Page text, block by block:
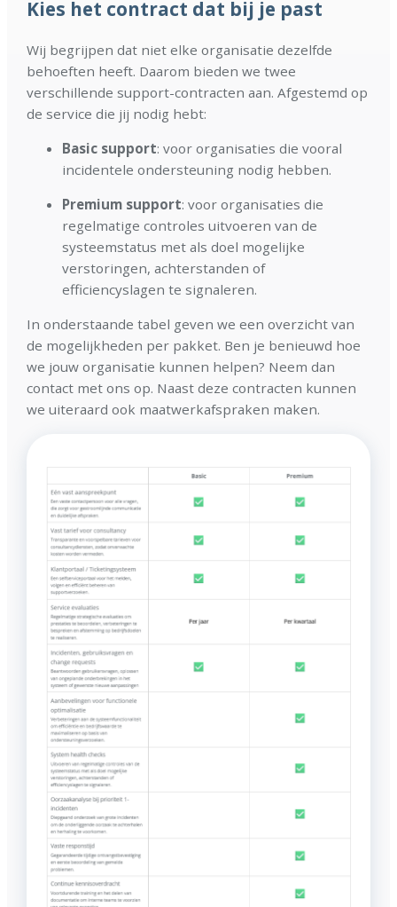
Kies het contract dat bij je past
Wij begrijpen dat niet elke organisatie dezelfde
behoeften heeft. Daarom bieden we twee
verschillende support-contracten aan. Afgestemd op
de service die jij nodig hebt:
Basic support: voor organisaties die vooral
incidentele ondersteuning nodig hebben.
Premium support: voor organisaties die
regelmatige controles uitvoeren van de
systeemstatus met als doel mogelijke
verstoringen, achterstanden of
efficiencyslagen te signaleren.
In onderstaande tabel geven we een overzicht van
de mogelijkheden per pakket. Ben je benieuwd hoe
we jouw organisatie kunnen helpen? Neem dan
contact met ons op. Naast deze contracten kunnen
we uiteraard ook maatwerkafspraken maken.